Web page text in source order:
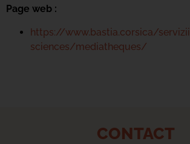
Page web :
https://www.bastia.corsica/
sciences/mediatheques/
CONTACT